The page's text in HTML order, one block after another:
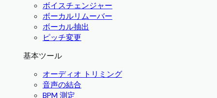
ボイスチェンジャー
ボーカルリムーバー
ボーカル抽出
ピッチ変更
基本ツール
オーディオ トリミング
音声の結合
BPM 測定